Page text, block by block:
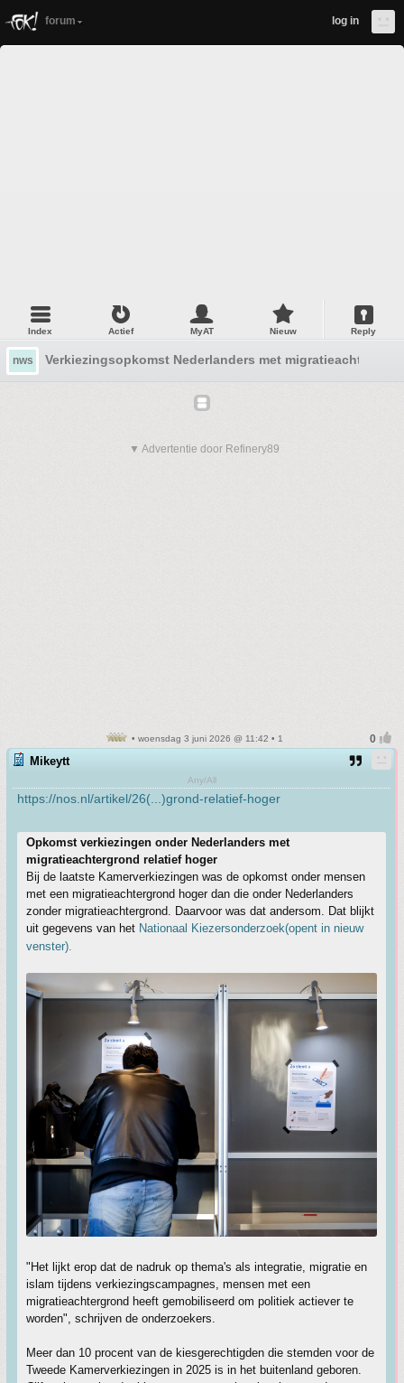
forum log in
Index Actief MyAT Nieuw Reply
nws Verkiezingsopkomst Nederlanders met
▼ Advertentie door Refinery89
• woensdag 3 juni 2026 @ 11:42 • 1
Mikeytt
Any/All
https://nos.nl/artikel/26(...)grond-relatief-hoger
Opkomst verkiezingen onder Nederlanders met
migratieachtergrond relatief hoger
Bij de laatste Kamerverkiezingen was de opkomst onder mensen
met een migratieachtergrond hoger dan die onder Nederlanders
zonder migratieachtergrond. Daarvoor was dat andersom. Dat blijkt
uit gegevens van het Nationaal Kiezersonderzoek(opent in nieuw
venster).
"Het lijkt erop dat de nadruk op thema's als integratie, migratie en
islam tijdens verkiezingscampagnes, mensen met een
migratieachtergrond heeft gemobiliseerd om politiek actiever te
worden", schrijven de onderzoekers.
Meer dan 10 procent van de kiesgerechtigden die stemden voor de
Tweede Kamerverkiezingen in 2025 is in het buitenland geboren.